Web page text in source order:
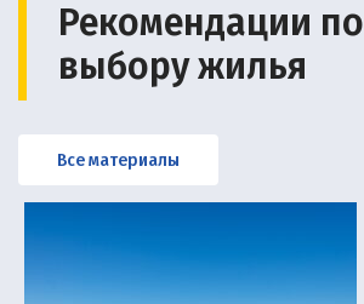
Рекомендации по
выбору жилья
Все материалы